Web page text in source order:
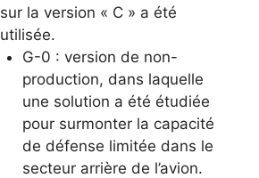
sur la version « C » a été
utilisée.
G-0 : version de non-
production, dans laquelle
une solution a été étudiée
pour surmonter la capacité
de défense limitée dans le
secteur arrière de l’avion.